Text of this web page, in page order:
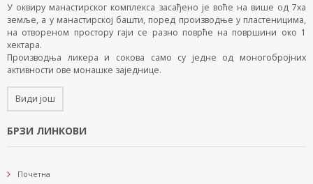
У оквиру манастирског комплекса засађено је воће на више од 7ха
земље, а у манастирској башти, поред производње у пластеницима,
на отвореном простору гаји се разно поврће на површини око 1
хектара.
Производња ликера и сокова само су једне од моногобројних
активности ове монашке заједнице.
Види још
БРЗИ ЛИНКОВИ
Почетна